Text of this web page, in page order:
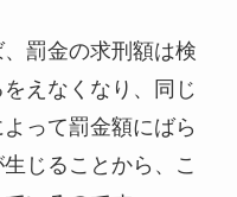
罰金の求刑額は検
えなくなり、同じ
って罰金額にばら
じることから、こ